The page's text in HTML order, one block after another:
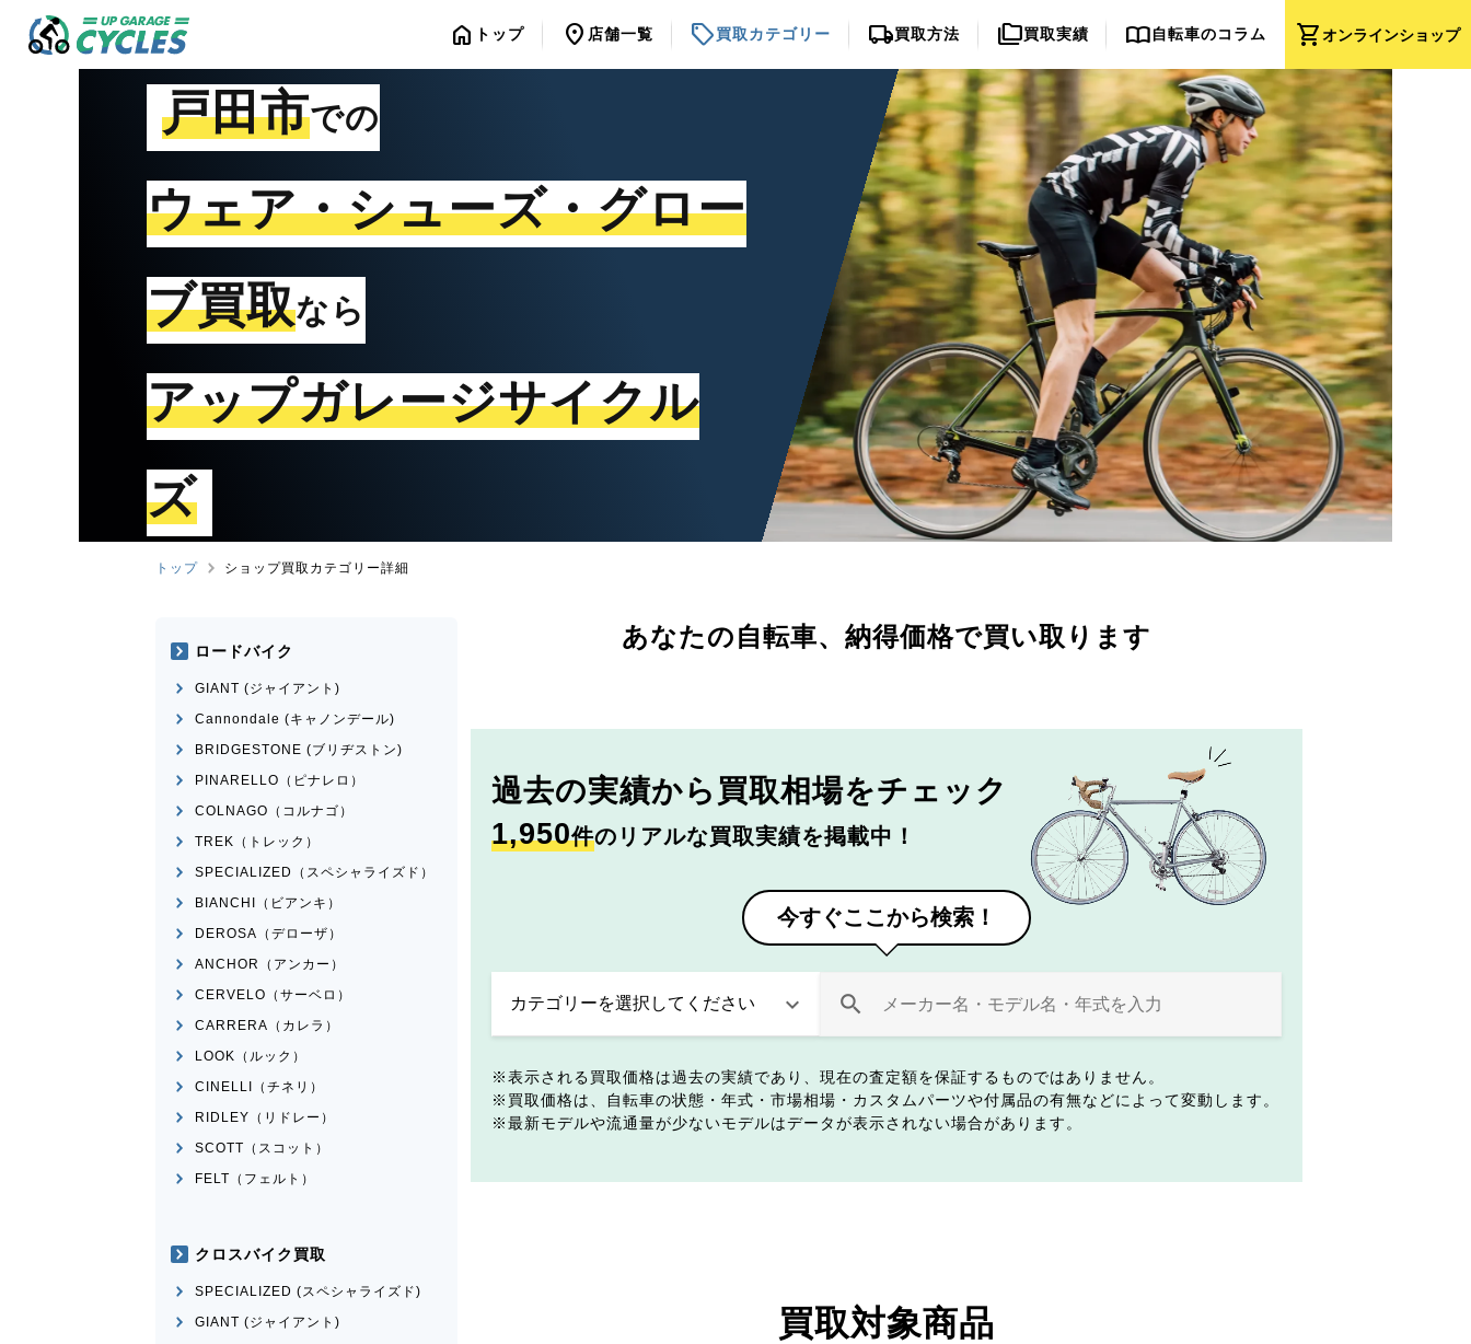
shopping_cartオンラインショップ
home トップ location_on 店舗一覧 sell買取カテゴリー local_shipping買取方法 folder_copy買取実績 import_contacts自転車のコラム
戸田市での
ウェア・シューズ・グロー
ブ買取なら
アップガレージサイクル
ズ
トップ ショップ買取カテゴリー詳細
あなたの自転車、 納得価格で買い取ります
過去の実績から 買取相場をチェック
1,950件のリアルな買取実績を掲載中！
今すぐここから検索！
表示される買取価格は過去の実績であり、現在の査定額を保証するものではありません。
買取価格は、自転車の状態・年式・市場相場・カスタムパーツや付属品の有無などによって変動します。
最新モデルや流通量が少ないモデルはデータが表示されない場合があります。
買取対象商品
ロードバイク
GIANT (ジャイアント)
Cannondale (キャノンデール)
BRIDGESTONE (ブリヂストン)
PINARELLO（ピナレロ）
COLNAGO（コルナゴ）
TREK（トレック）
SPECIALIZED（スペシャライズド）
BIANCHI（ビアンキ）
DEROSA（デローザ）
ANCHOR（アンカー）
CERVELO（サーベロ）
CARRERA（カレラ）
LOOK（ルック）
CINELLI（チネリ）
RIDLEY（リドレー）
SCOTT（スコット）
FELT（フェルト）
クロスバイク買取
SPECIALIZED (スペシャライズド)
GIANT (ジャイアント)